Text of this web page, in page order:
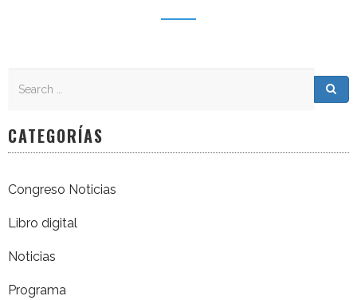
CATEGORÍAS
Congreso Noticias
Libro digital
Noticias
Programa